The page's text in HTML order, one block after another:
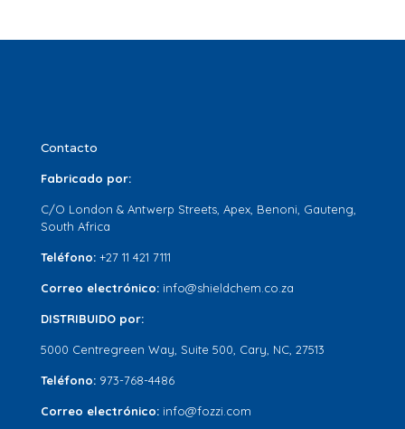
Contacto
Fabricado por:
C/O London & Antwerp Streets, Apex, Benoni, Gauteng,
South Africa
Teléfono: +27 11 421 7111
Correo electrónico: info@shieldchem.co.za
DISTRIBUIDO por:
5000 Centregreen Way, Suite 500, Cary, NC, 27513
Teléfono: 973-768-4486
Correo electrónico: info@fozzi.com